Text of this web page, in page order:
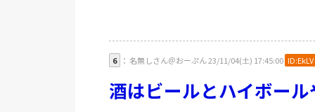
6 ： 名無しさん＠おーぷん 23/11/04(土) 17:45:00 ID:EkLV
酒はビールとハイボール